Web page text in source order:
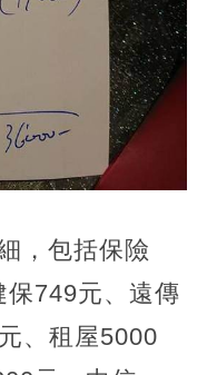
，包括保險
749元、遠傳
、租屋5000